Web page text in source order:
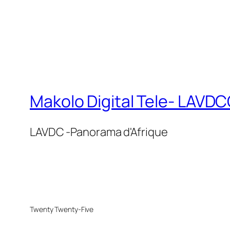
Makolo Digital Tele-
LAVDC -Panorama d'Afrique
Twenty Twenty-Five